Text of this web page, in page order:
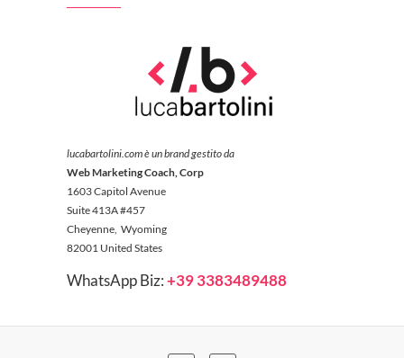
lucabartolini.com è un brand gestito da
Web Marketing Coach, Corp
1603 Capitol Avenue
Suite 413A #457
Cheyenne, Wyoming
82001 United States
WhatsApp Biz:+39 3383489488